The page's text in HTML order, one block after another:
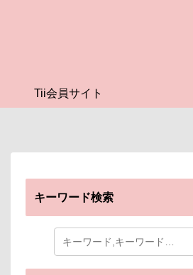
Tii会員サイト
キーワード検索